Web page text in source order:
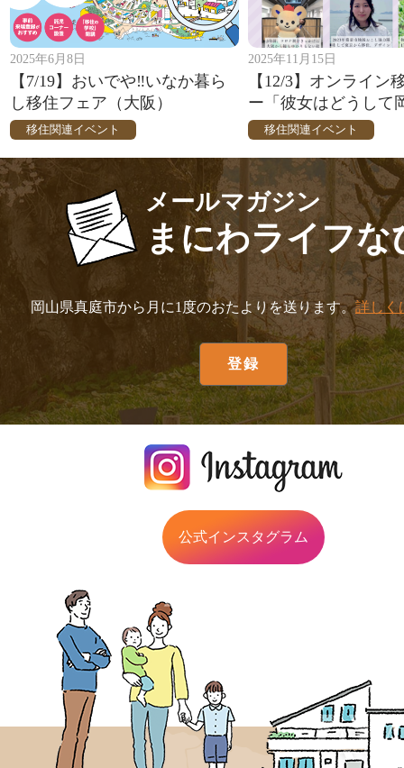
2025年6月8日
【7/19】おいでや‼いなか暮ら
し移住フェア（大阪）
移住関連イベント
2025年11月15日
【12/3】オンライン
ー「彼女はどうして
移住関連イベント
メールマガジン
まにわライフな
岡山県真庭市から月に1度のおたよりを送ります。詳しく
公式インスタグラム